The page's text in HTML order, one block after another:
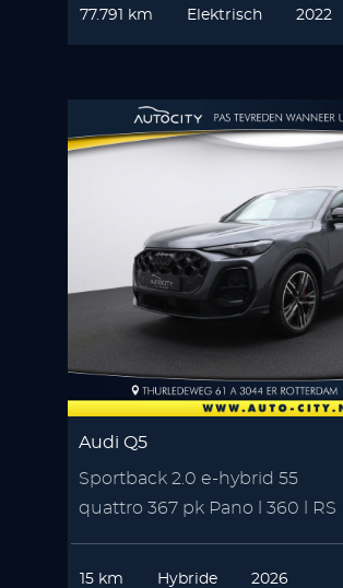
77.791 km Elektrisch 2022
Audi Q5
Sportback 2.0 e-hybrid 55
quattro 367 pk Pano l 360 l RS
15 km Hybride 2026